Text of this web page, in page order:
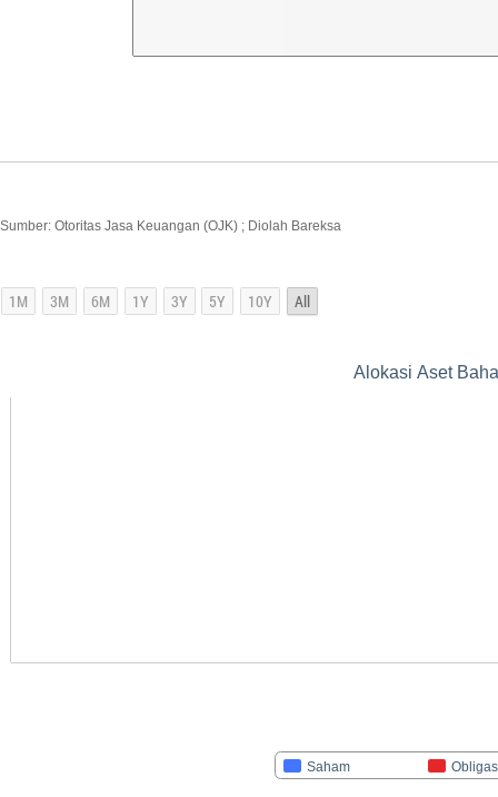
Sumber: Otoritas Jasa Keuangan (OJK) ; Diolah Bareksa
Alokasi Aset
Saham